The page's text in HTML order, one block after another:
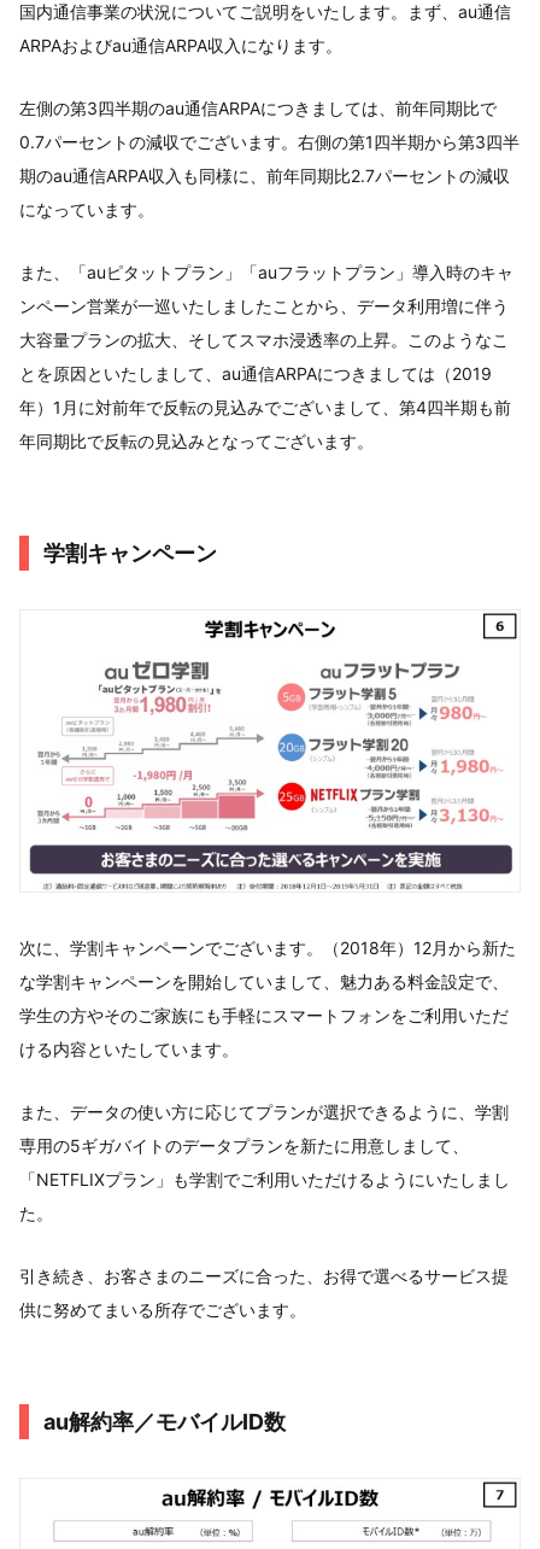
国内通信事業の状況についてご説明をいたします。まず、au通信
ARPAおよびau通信ARPA収入になります。
左側の第3四半期のau通信ARPAにつきましては、前年同期比で
0.7パーセントの減収でございます。右側の第1四半期から第3四半
期のau通信ARPA収入も同様に、前年同期比2.7パーセントの減収
になっています。
また、「auピタットプラン」「auフラットプラン」導入時のキャ
ンペーン営業が一巡いたしましたことから、データ利用増に伴う
大容量プランの拡大、そしてスマホ浸透率の上昇。このようなこ
とを原因といたしまして、au通信ARPAにつきましては（2019
年）1月に対前年で反転の見込みでございまして、第4四半期も前
年同期比で反転の見込みとなってございます。
学割キャンペーン
次に、学割キャンペーンでございます。（2018年）12月から新た
な学割キャンペーンを開始していまして、魅力ある料金設定で、
学生の方やそのご家族にも手軽にスマートフォンをご利用いただ
ける内容といたしています。
また、データの使い方に応じてプランが選択できるように、学割
専用の5ギガバイトのデータプランを新たに用意しまして、
「NETFLIXプラン」も学割でご利用いただけるようにいたしまし
た。
引き続き、お客さまのニーズに合った、お得で選べるサービス提
供に努めてまいる所存でございます。
au解約率／モバイルID数